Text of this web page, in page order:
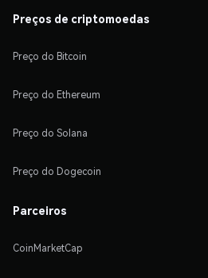
Preços de criptomoedas
Preço do Bitcoin
Preço do Ethereum
Preço do Solana
Preço do Dogecoin
Parceiros
CoinMarketCap